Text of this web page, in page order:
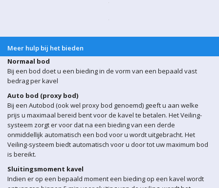
Meer hulp bij het bieden
Normaal bod
Bij een bod doet u een bieding in de vorm van een bepaald vast
bedrag per kavel
Auto bod (proxy bod)
Bij een Autobod (ook wel proxy bod genoemd) geeft u aan welke
prijs u maximaal bereid bent voor de kavel te betalen. Het Veiling-
systeem zorgt er voor dat na een bieding van een derde
onmiddellijk automatisch een bod voor u wordt uitgebracht. Het
Veiling-systeem biedt automatisch voor u door tot uw maximum bod
is bereikt.
Sluitingsmoment kavel
Indien er op een bepaald moment een bieding op een kavel wordt